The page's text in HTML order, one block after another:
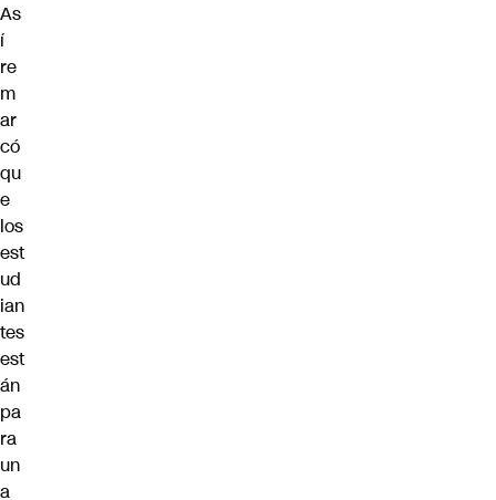
As
í
re
m
ar
có
qu
e
los
est
ud
ian
tes
est
án
pa
ra
un
a